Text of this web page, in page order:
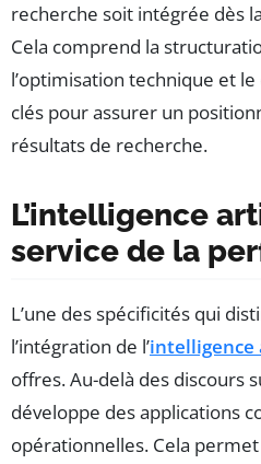
recherche soit intégrée dès
Cela comprend la
l’optimisation technique et
clés pour assurer un
résultats de recherche.
L’intelligence
service de la
L’une des spécificités qui
l’intégration de l’
offres. Au-delà des discours
développe des applications
opérationnelles. Cela